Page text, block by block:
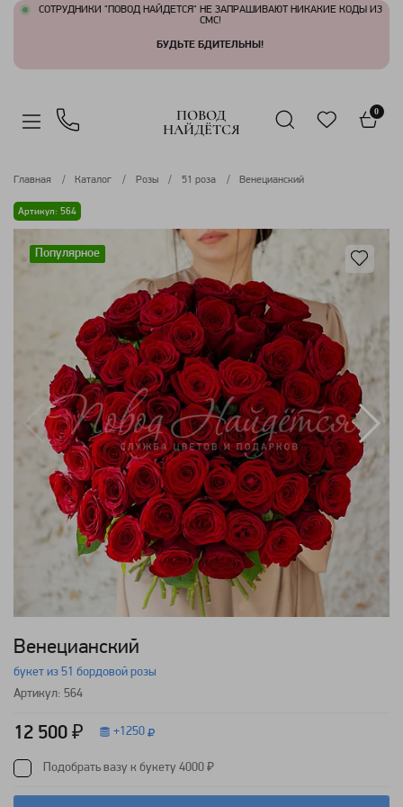
СОТРУДНИКИ "ПОВОД НАЙДЕТСЯ" НЕ ЗАПРАШИВАЮТ НИКАКИЕ КОДЫ ИЗ
СМС!
БУДЬТЕ БДИТЕЛЬНЫ!
ПОВОД
НАЙДЁТСЯ
0
Главная Каталог Розы 51 роза Венецианский
Артикул: 564
Популярное
Венецианский
букет из 51 бордовой розы
Артикул: 564
12 500 ₽ +1250
Подобрать вазу к букету 4000 ₽